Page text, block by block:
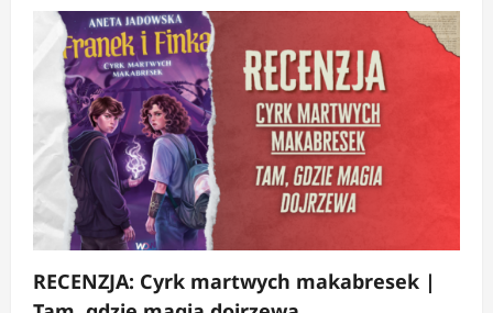
RECENZJA: Cyrk martwych makabresek |